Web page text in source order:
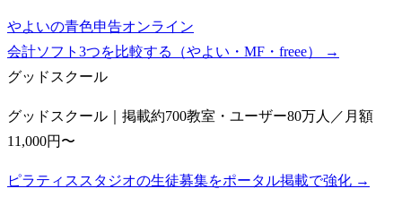
やよいの青色申告オンライン
会計ソフト3つを比較する（やよい・MF・freee）
→
グッドスクール
グッドスクール｜掲載約700教室・ユーザー80万人／月額
11,000円〜
ピラティススタジオの生徒募集をポータル掲載で強化 →